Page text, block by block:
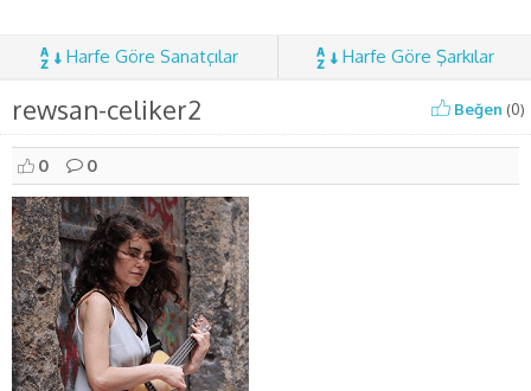
Harfe Göre Sanatçılar Harfe Göre Şarkılar
rewsan-celiker2 Beğen (0)
0 0